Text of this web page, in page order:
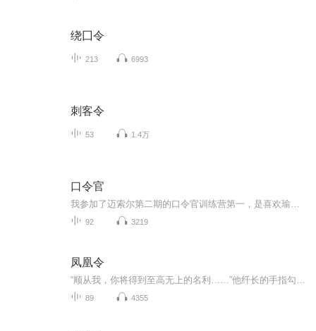
绕囗令
213 6993
刺客令
53 1.4万
口令官
92 3219
凤凰令
89 4355